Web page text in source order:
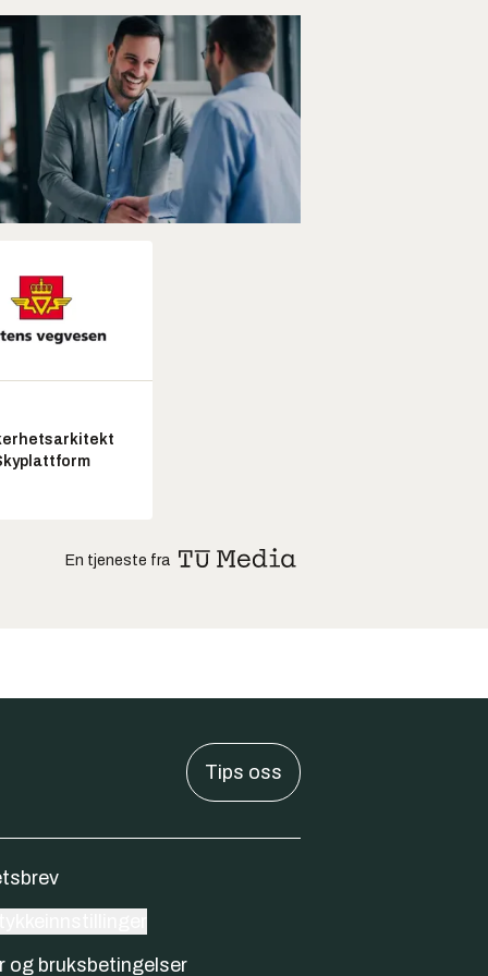
En tjeneste fra
Tips oss
og bruksbetingelser